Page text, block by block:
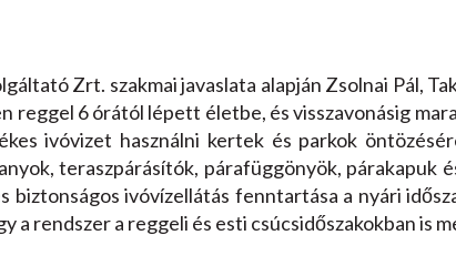
Zrt. szakmai javaslata alapján Zsolnai Pál,
reggel 6 órától lépett életbe, és visszavonásig
ivóvizet használni kertek és parkok
teraszpárásítók, párafüggönyök, párakapuk
biztonságos ivóvízellátás fenntartása a nyári
a rendszer a reggeli és esti csúcsidőszakokban is